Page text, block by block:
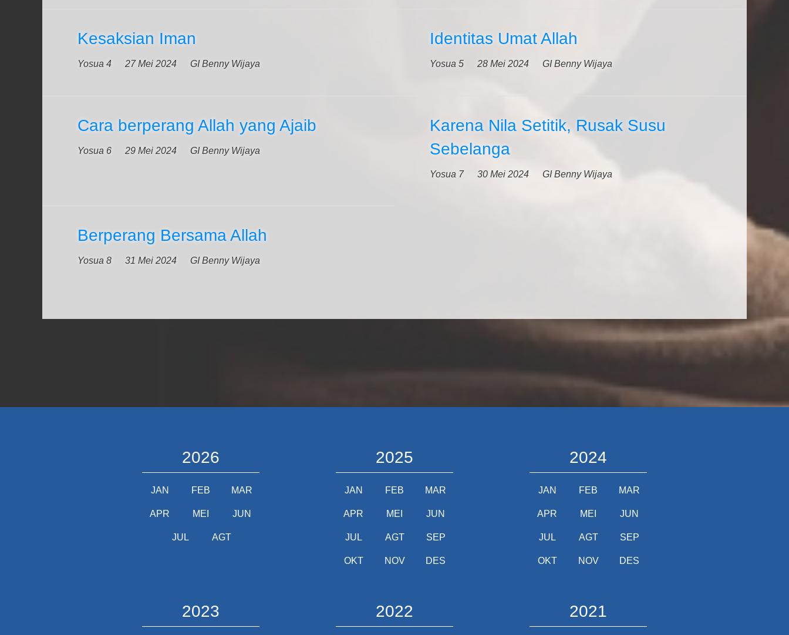
Kesaksian Iman
Yosua 4 27 Mei 2024 GI Benny Wijaya
Identitas Umat Allah
Yosua 5 28 Mei 2024 GI Benny Wijaya
Cara berperang Allah yang Ajaib
Yosua 6 29 Mei 2024 GI Benny Wijaya
Karena Nila Setitik, Rusak Susu
Sebelanga
Yosua 7 30 Mei 2024 GI Benny Wijaya
Berperang Bersama Allah
Yosua 8 31 Mei 2024 GI Benny Wijaya
2026
JAN FEB MAR
APR MEI JUN
JUL AGT
2025
JAN FEB MAR
APR MEI JUN
JUL AGT SEP
OKT NOV DES
2024
JAN FEB MAR
APR MEI JUN
JUL AGT SEP
OKT NOV DES
2023 2022 2021